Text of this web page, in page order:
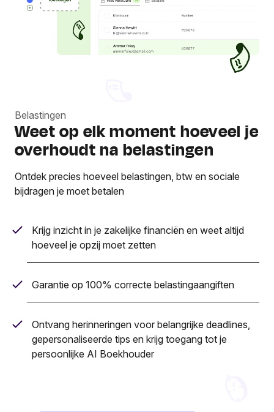
Belastingen
Weet op elk moment hoeveel je
overhoudt na belastingen
Ontdek precies hoeveel belastingen, btw en sociale
bijdragen je moet betalen
Krijg inzicht in je zakelijke financiën en weet altijd
hoeveel je opzij moet zetten
Garantie op 100% correcte belastingaangiften
Ontvang herinneringen voor belangrijke deadlines,
gepersonaliseerde tips en krijg toegang tot je
persoonlijke AI Boekhouder